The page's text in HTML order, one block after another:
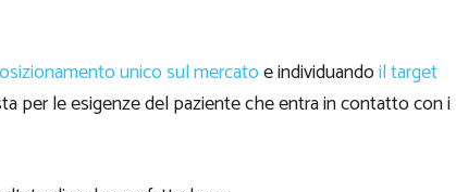
unico sul mercatoe individuandoil target
per le esigenze del paziente che entra in contatto con i